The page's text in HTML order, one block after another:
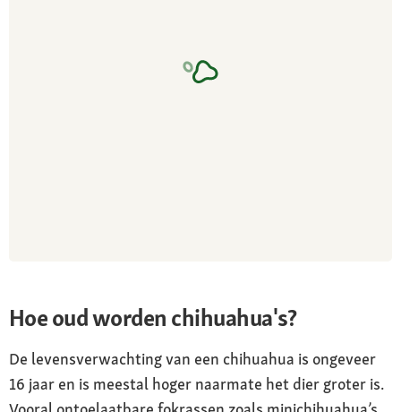
Hoe oud worden chihuahua's?
De levensverwachting van een chihuahua is ongeveer
16 jaar en is meestal hoger naarmate het dier groter is.